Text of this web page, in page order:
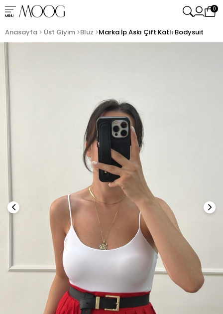
MENU
0
Anasayfa Üst Giyim Bluz Marka İp Askı Çift Katlı Bodysuit